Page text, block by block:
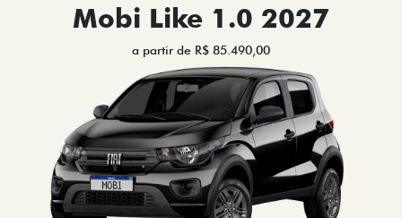
Mobi Like 1.0 2027
a partir de R$ 85.490,00